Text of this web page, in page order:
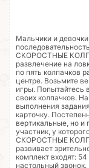
Мальчики и
СКОРОСТНЫЕ
развлечение на
по пять колпачков
центре. Возьмите
игры. Попытайтесь
своих колпачков.
выполнения
карточку.
вертикальные, но и
участник, у
СКОРОСТНЫЕ
развивает
комплект входят:
настольный